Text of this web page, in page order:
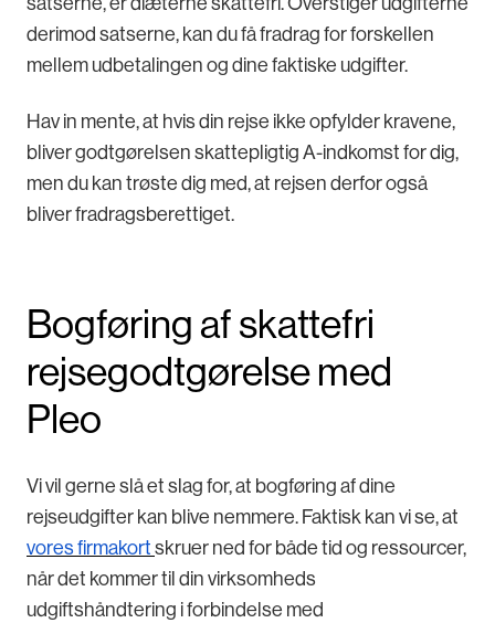
derimod satserne, kan du få fradrag for forskellen
mellem udbetalingen og dine faktiske udgifter.
Hav in mente, at hvis din rejse ikke opfylder kravene,
bliver godtgørelsen skattepligtig A-indkomst for dig,
men du kan trøste dig med, at rejsen derfor også
bliver fradragsberettiget.
Bogføring af skattefri
rejsegodtgørelse med
Pleo
Vi vil gerne slå et slag for, at bogføring af dine
rejseudgifter kan blive nemmere. Faktisk kan vi se, at
vores firmakort skruer ned for både tid og ressourcer,
når det kommer til din virksomheds
udgiftshåndtering i forbindelse med